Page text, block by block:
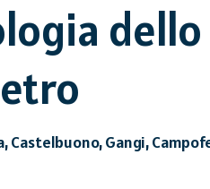
dello
Castelbuono, Gangi,